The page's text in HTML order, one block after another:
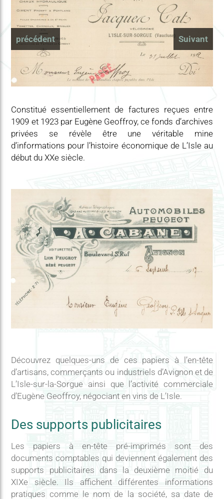
précédent Suivant
Constitué essentiellement de factures reçues entre
1909 et 1923 par Eugène Geoffroy, ce fonds d’archives
privées se révèle être une véritable mine
d’informations pour l’histoire économique de L’Isle au
début du XXe siècle.
Découvrez quelques-uns de ces papiers à l’en-tête
d’artisans, commerçants ou industriels d’Avignon et de
L’Isle-sur-la-Sorgue ainsi que l’activité commerciale
d’Eugène Geoffroy, négociant en vins de L’Isle.
Des supports publicitaires
Les papiers à en-tête pré-imprimés sont des
documents comptables qui deviennent également des
supports publicitaires dans la deuxième moitié du
XIXe siècle. Ils affichent différentes informations
pratiques comme le nom de la société, sa date de